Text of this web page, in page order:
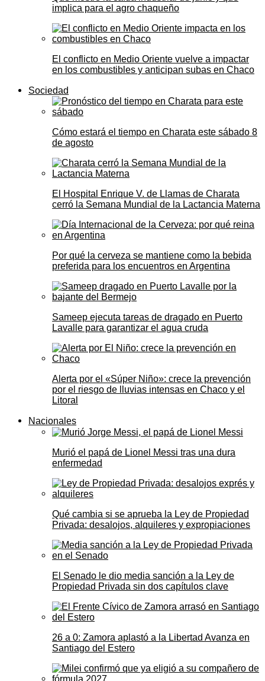
implica para el agro chaqueño
El conflicto en Medio Oriente vuelve a impactar
en los combustibles y anticipan subas en Chaco
Sociedad
Cómo estará el tiempo en Charata este sábado 8
de agosto
El Hospital Enrique V. de Llamas de Charata
cerró la Semana Mundial de la Lactancia Materna
Por qué la cerveza se mantiene como la bebida
preferida para los encuentros en Argentina
Sameep ejecuta tareas de dragado en Puerto
Lavalle para garantizar el agua cruda
Alerta por el «Súper Niño»: crece la prevención
por el riesgo de lluvias intensas en Chaco y el
Litoral
Nacionales
Murió el papá de Lionel Messi tras una dura
enfermedad
Qué cambia si se aprueba la Ley de Propiedad
Privada: desalojos, alquileres y expropiaciones
El Senado le dio media sanción a la Ley de
Propiedad Privada sin dos capítulos clave
26 a 0: Zamora aplastó a la Libertad Avanza en
Santiago del Estero